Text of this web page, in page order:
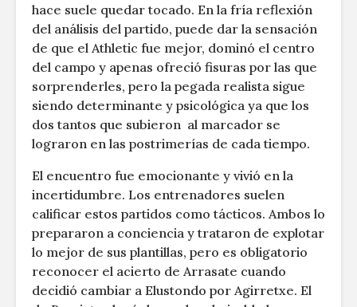
hace suele quedar tocado. En la fría reflexión
del análisis del partido, puede dar la sensación
de que el Athletic fue mejor, dominó el centro
del campo y apenas ofreció fisuras por las que
sorprenderles, pero la pegada realista sigue
siendo determinante y psicológica ya que los
dos tantos que subieron al marcador se
lograron en las postrimerías de cada tiempo.
El encuentro fue emocionante y vivió en la
incertidumbre. Los entrenadores suelen
calificar estos partidos como tácticos. Ambos lo
prepararon a conciencia y trataron de explotar
lo mejor de sus plantillas, pero es obligatorio
reconocer el acierto de Arrasate cuando
decidió cambiar a Elustondo por Agirretxe. El